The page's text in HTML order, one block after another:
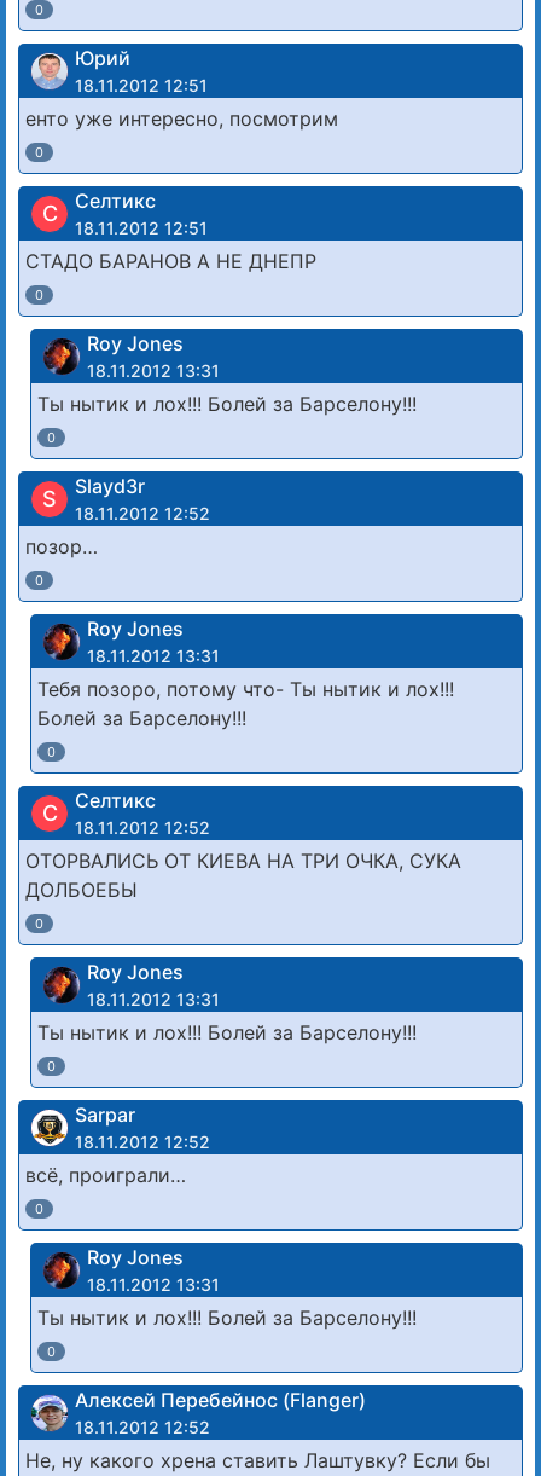
0
Юрий
18.11.2012 12:51
енто уже интересно, посмотрим
0
C Cелтикс
18.11.2012 12:51
СТАДО БАРАНОВ А НЕ ДНЕПР
0
Roy Jones
18.11.2012 13:31
Ты нытик и лох!!! Болей за Барселону!!!
0
S Slayd3r
18.11.2012 12:52
позор…
0
Roy Jones
18.11.2012 13:31
Тебя позоро, потому что- Ты нытик и лох!!!
Болей за Барселону!!!
0
C Cелтикс
18.11.2012 12:52
ОТОРВАЛИСЬ ОТ КИЕВА НА ТРИ ОЧКА, СУКА
ДОЛБОЕБЫ
0
Roy Jones
18.11.2012 13:31
Ты нытик и лох!!! Болей за Барселону!!!
0
Sarpar
18.11.2012 12:52
всё, проиграли…
0
Roy Jones
18.11.2012 13:31
Ты нытик и лох!!! Болей за Барселону!!!
0
Алексей Перебейнос (Flanger)
18.11.2012 12:52
Не, ну какого хрена ставить Лаштувку? Если бы